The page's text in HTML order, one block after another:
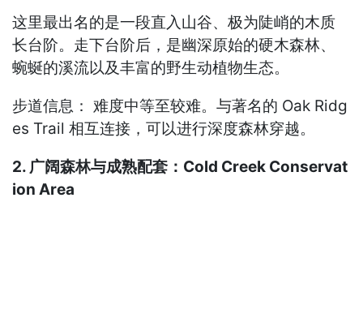
这里最出名的是一段直入山谷、极为陡峭的木质
长台阶。走下台阶后，是幽深原始的硬木森林、
蜿蜒的溪流以及丰富的野生动植物生态。
步道信息： 难度中等至较难。与著名的 Oak Ridg
es Trail 相互连接，可以进行深度森林穿越。
2. 广阔森林与成熟配套：Cold Creek Conservat
ion Area